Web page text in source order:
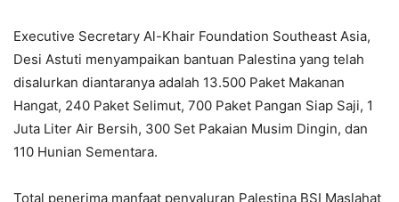
Executive Secretary Al-Khair Foundation Southeast Asia,
Desi Astuti menyampaikan bantuan Palestina yang telah
disalurkan diantaranya adalah 13.500 Paket Makanan
Hangat, 240 Paket Selimut, 700 Paket Pangan Siap Saji, 1
Juta Liter Air Bersih, 300 Set Pakaian Musim Dingin, dan
110 Hunian Sementara.
Total penerima manfaat penyaluran Palestina BSI Maslahat